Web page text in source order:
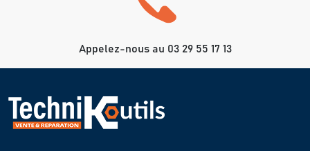
Appelez-nous au 03 29 55 17 13